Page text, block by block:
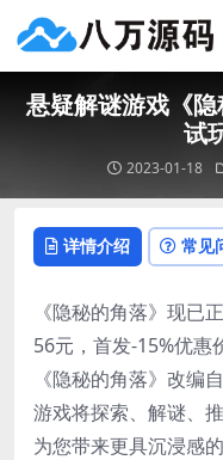
悬疑解谜游戏《
试
2023-01-18
详情介绍 常见
《隐秘的角落》现已
56元，首发-15%优惠
《隐秘的角落》改编
游戏将探索、解谜、
为您带来更具沉浸感